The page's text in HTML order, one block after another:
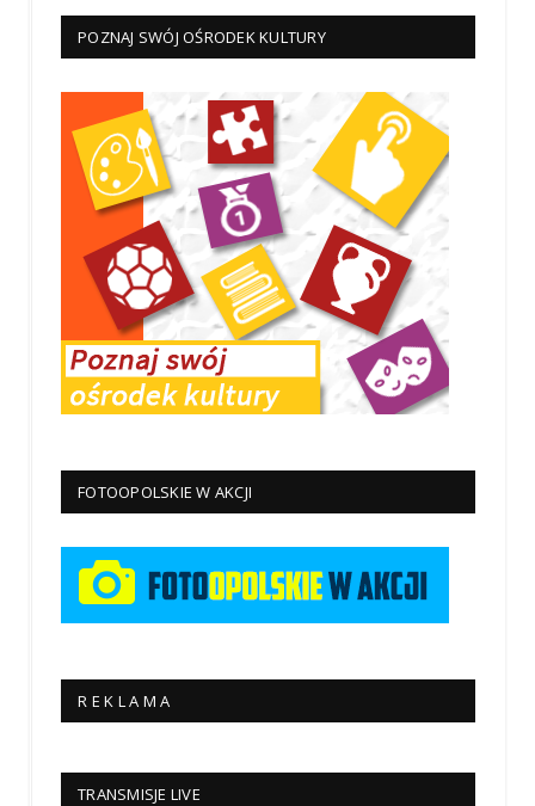
POZNAJ SWÓJ OŚRODEK KULTURY
FOTOOPOLSKIE W AKCJI
R E K L A M A
TRANSMISJE LIVE